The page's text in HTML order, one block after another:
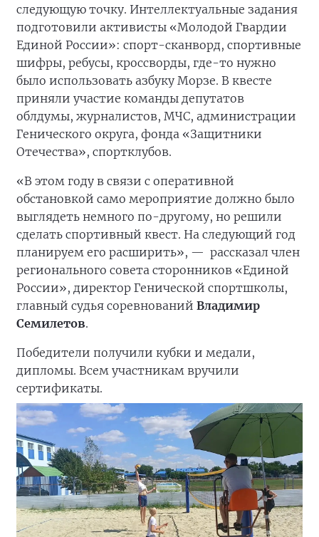
следующую точку. Интеллектуальные задания
подготовили активисты «Молодой Гвардии
Единой России»: спорт-сканворд, спортивные
шифры, ребусы, кроссворды, где-то нужно
было использовать азбуку Морзе. В квесте
приняли участие команды депутатов
облдумы, журналистов, МЧС, администрации
Генического округа, фонда «Защитники
Отечества», спортклубов.
«В этом году в связи с оперативной
обстановкой само мероприятие должно было
выглядеть немного по-другому, но решили
сделать спортивный квест. На следующий год
планируем его расширить», — рассказал член
регионального совета сторонников «Единой
России», директор Генической спортшколы,
главный судья соревнований Владимир
Семилетов.
Победители получили кубки и медали,
дипломы. Всем участникам вручили
сертификаты.